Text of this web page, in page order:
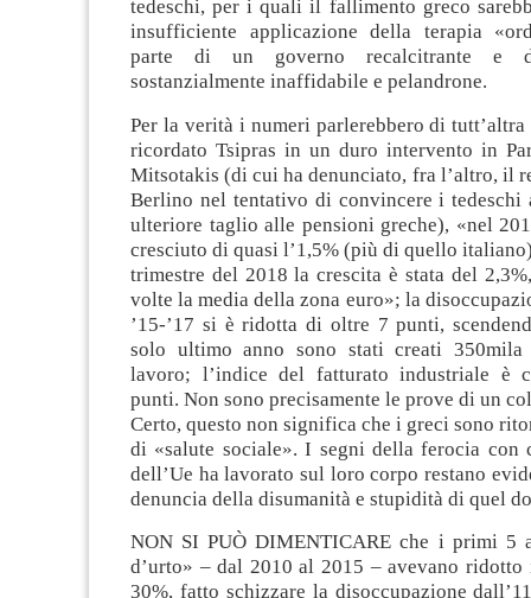
tedeschi, per i quali il fallimento greco
insufficiente applicazione della terapia
parte di un governo recalcitrante e
sostanzialmente inaffidabile e pelandrone.
Per la verità i numeri parlerebbero di tutt’altra
ricordato Tsipras in un duro intervento in
Mitsotakis (di cui ha denunciato, fra l’altro, il
Berlino nel tentativo di convincere i tedeschi
ulteriore taglio alle pensioni greche), «nel
cresciuto di quasi l’1,5% (più di quello
trimestre del 2018 la crescita è stata del
volte la media della zona euro»; la
’15-’17 si è ridotta di oltre 7 punti,
solo ultimo anno sono stati creati
lavoro; l’indice del fatturato industriale è
punti. Non sono precisamente le prove di un
Certo, questo non significa che i greci sono
di «salute sociale». I segni della ferocia con
dell’Ue ha lavorato sul loro corpo restano
denuncia della disumanità e stupidità di quel
NON SI PUÒ DIMENTICARE che i primi 5
d’urto» – dal 2010 al 2015 – avevano
30%, fatto schizzare la disoccupazione